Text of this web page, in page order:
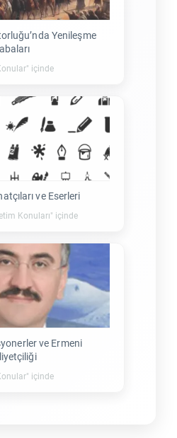
Yenileşme
içinde
ve Eserleri
Konuları" içinde
ve Ermeni
içinde